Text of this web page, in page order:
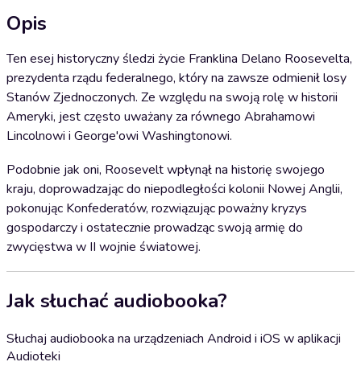
Opis
Ten esej historyczny śledzi życie Franklina Delano Roosevelta,
prezydenta rządu federalnego, który na zawsze odmienił losy
Stanów Zjednoczonych. Ze względu na swoją rolę w historii
Ameryki, jest często uważany za równego Abrahamowi
Lincolnowi i George'owi Washingtonowi.
Podobnie jak oni, Roosevelt wpłynął na historię swojego
kraju, doprowadzając do niepodległości kolonii Nowej Anglii,
pokonując Konfederatów, rozwiązując poważny kryzys
gospodarczy i ostatecznie prowadząc swoją armię do
zwycięstwa w II wojnie światowej.
Jak słuchać audiobooka?
Słuchaj audiobooka na urządzeniach Android i iOS w aplikacji
Audioteki